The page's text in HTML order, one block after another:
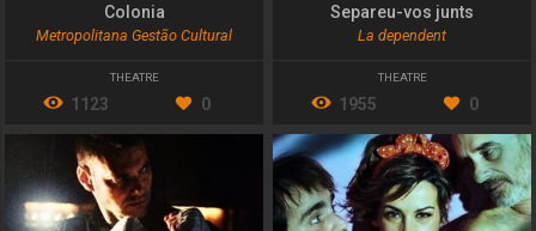
Colonia
Metropolitana Gestão Cultural
THEATRE
1123 0
Separeu-vos junts
La dependent
THEATRE
1955 0